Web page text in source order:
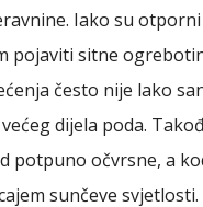
Iako su
pojaviti sitne
često nije lako
dijela poda.
potpuno očvrsne, a
sunčeve svjetlosti.